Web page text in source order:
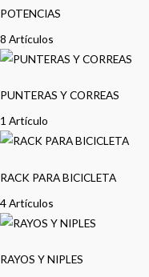
POTENCIAS
8 Artículos
PUNTERAS Y CORREAS
1 Artículo
RACK PARA BICICLETA
4 Artículos
RAYOS Y NIPLES